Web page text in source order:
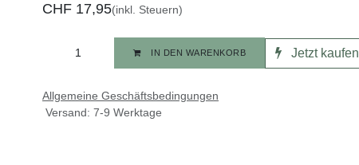
CHF 17,95(inkl. Steuern)
IN DEN WARENKORB Jetzt kaufen
Allgemeine Geschäftsbedingungen
Versand: 7-9 Werktage